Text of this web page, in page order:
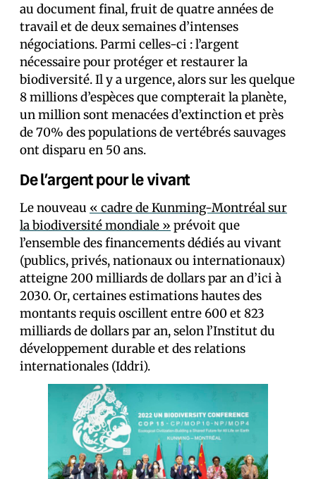
au document final, fruit de quatre années de
travail et de deux semaines d’intenses
négociations. Parmi celles-ci : l’argent
nécessaire pour protéger et restaurer la
biodiversité. Il y a urgence, alors sur les quelque
8 millions d’espèces que compterait la planète,
un million sont menacées d’extinction et près
de 70% des populations de vertébrés sauvages
ont disparu en 50 ans.
De l’argent pour le vivant
Le nouveau « cadre de Kunming-Montréal sur
la biodiversité mondiale » prévoit que
l’ensemble des financements dédiés au vivant
(publics, privés, nationaux ou internationaux)
atteigne 200 milliards de dollars par an d’ici à
2030. Or, certaines estimations hautes des
montants requis oscillent entre 600 et 823
milliards de dollars par an, selon l’Institut du
développement durable et des relations
internationales (Iddri).